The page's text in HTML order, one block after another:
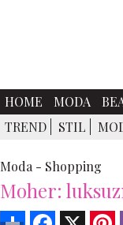
HOME MODA
TREND
STIL
Moda - Shopping
Moher:
Share Facebook